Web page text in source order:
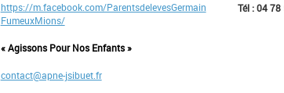
https://m.facebook.com/ParentsdelevesGermain
FumeuxMions/
« Agissons Pour Nos Enfants »
contact@apne-jsibuet.fr
Tél : 04